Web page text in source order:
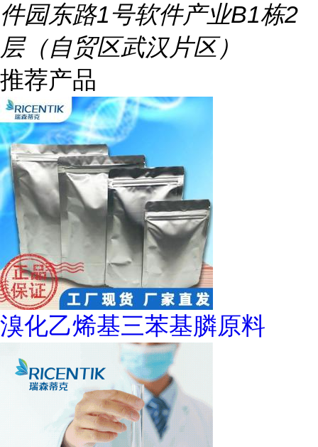
件园东路1号软件产业B1栋2
层（自贸区武汉片区）
推荐产品
溴化乙烯基三苯基膦原料